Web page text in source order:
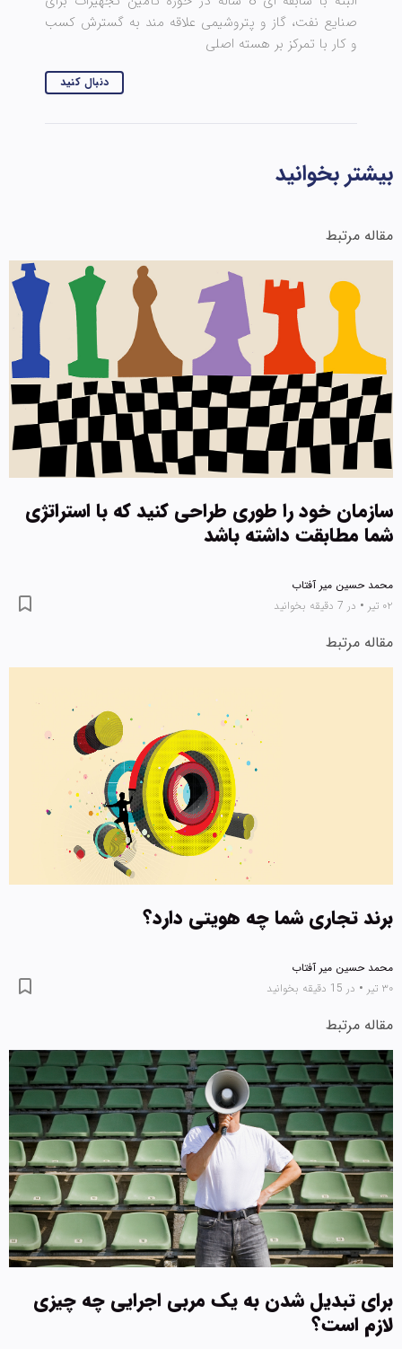
صنایع نفت، گاز و پتروشیمی علاقه مند به گسترش کسب
و کار با تمرکز بر هسته اصلی
دنبال کنید
بیشتر بخوانید
مقاله مرتبط
سازمان خود را طوری طراحی کنید که با استراتژی
شما مطابقت داشته باشد
محمد حسین میر آفتاب
۰۲ تیر
• در 7 دقیقه بخوانید
مقاله مرتبط
برند تجاری شما چه هویتی دارد؟
محمد حسین میر آفتاب
۳۰ تیر
• در 15 دقیقه بخوانید
مقاله مرتبط
برای تبدیل شدن به یک مربی اجرایی چه چیزی
لازم است؟